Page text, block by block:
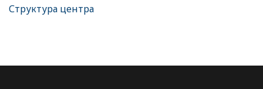
Структура центра